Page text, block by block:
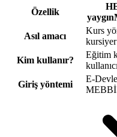
Özellik
yaygın
Asıl amacı
Kurs
kursiyer
Kim kullanır?
Eğitim
Giriş yöntemi
E-